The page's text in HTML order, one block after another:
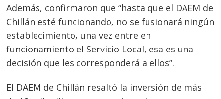
Además, confirmaron que “hasta que el DAEM de
Chillán esté funcionando, no se fusionará ningún
establecimiento, una vez entre en
funcionamiento el Servicio Local, esa es una
decisión que les corresponderá a ellos”.
El DAEM de Chillán resaltó la inversión de más